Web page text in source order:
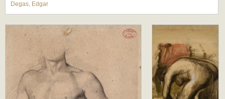
Degas, Edgar